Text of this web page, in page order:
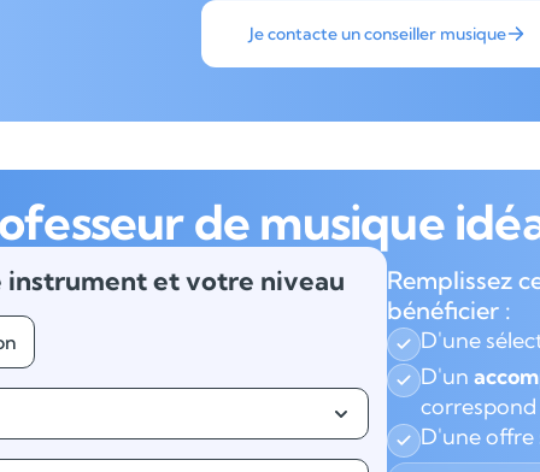
Je contacte un conseiller musique
de musique
Remplissez
bénéficier :
D'une
D'un
correspond
D'une offre
instrument et votre niveau